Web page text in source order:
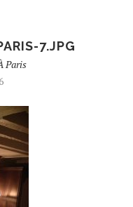
7.JPG
Paris